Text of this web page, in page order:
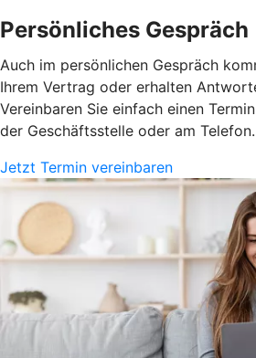
Persönliches Gespräch
Auch im persönlichen Gespräch
Ihrem Vertrag oder erhalten
Vereinbaren Sie einfach einen
der Geschäftsstelle oder am Telefon.
Jetzt Termin vereinbaren